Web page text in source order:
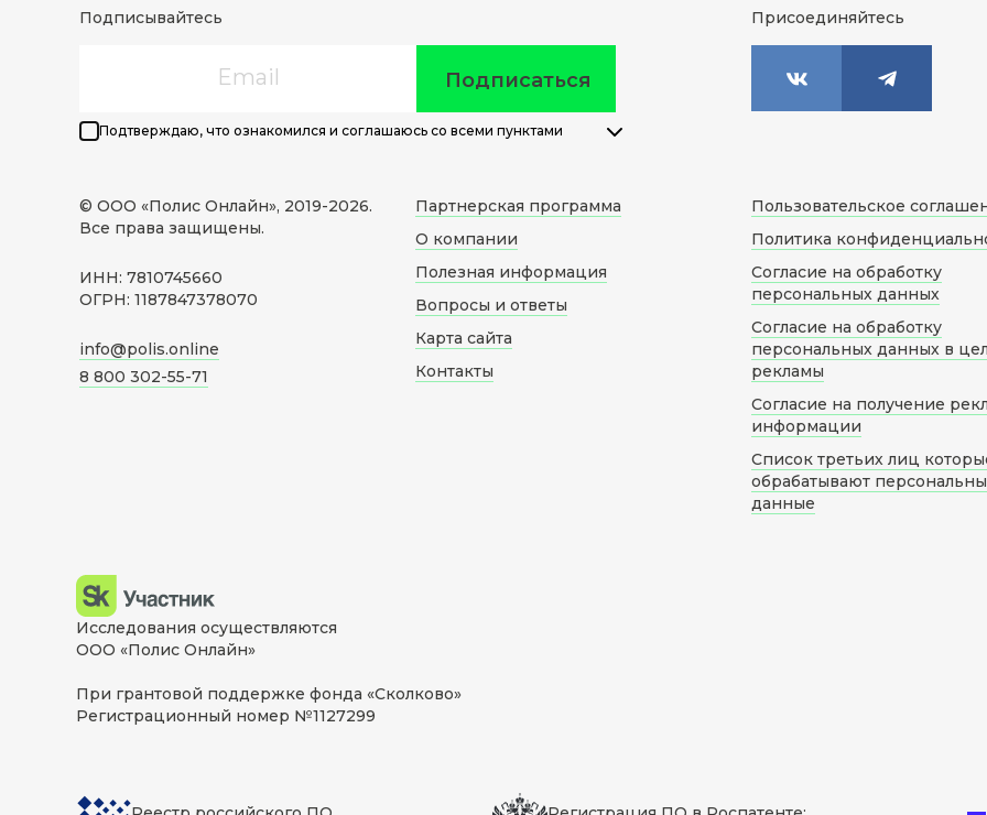
Подписывайтесь
Подписаться
Подтверждаю, что ознакомился и соглашаюсь со всеми пунктами
Присоединяйтесь
© ООО «Полис Онлайн», 2019-2026.
Все права защищены.
ИНН: 7810745660
ОГРН: 1187847378070
info@polis.online
8 800 302-55-71
Партнерская программа
О компании
Полезная информация
Вопросы и ответы
Карта сайта
Контакты
Пользовательское
Политика
Согласие на обработку
персональных данных
Согласие на обработку
персональных данных в
рекламы
Согласие на получение
информации
Список третьих лиц
обрабатывают
данные
Исследования осуществляются
ООО «Полис Онлайн»
При грантовой поддержке фонда «Сколково»
Регистрационный номер №1127299